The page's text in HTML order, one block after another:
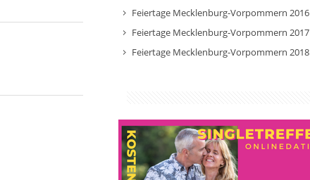
Feiertage Mecklenburg-Vorpommern 2016
Feiertage Mecklenburg-Vorpommern 2017
Feiertage Mecklenburg-Vorpommern 2018